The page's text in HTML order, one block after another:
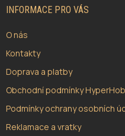
INFORMACE PRO VÁS
O nás
Kontakty
Doprava a platby
Obchodní podmínky
Podmínky ochrany osobních
Reklamace a vratky